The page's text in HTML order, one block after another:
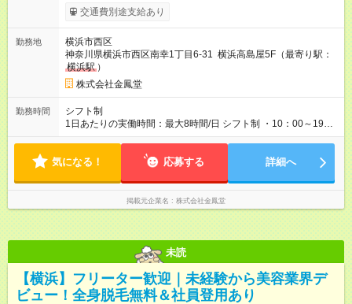
【試用期間】試用期間あり 試用期間の長さ：3ヶ月 雇用形態、
給与は本採用時と同じです。
交通費別途支給あり
勤務地
横浜市西区
神奈川県横浜市西区南幸1丁目6-31 横浜高島屋5F（最寄り駅：
横浜駅 ）
株式会社金鳳堂
勤務時間
シフト制
1日あたりの実働時間：最大8時間/日 シフト制 ・10：00～19：
45の間で一日6時間からOK ・週4日からOK ※店舗により営業時
単位で残業代をお支払いいたします。
気になる！ 応募する 詳細へ
掲載元企業名 株式会社金鳳堂
未読
【横浜】フリーター歓迎｜未経験から美容業界デ
ビュー！全身脱毛無料＆社員登用あり